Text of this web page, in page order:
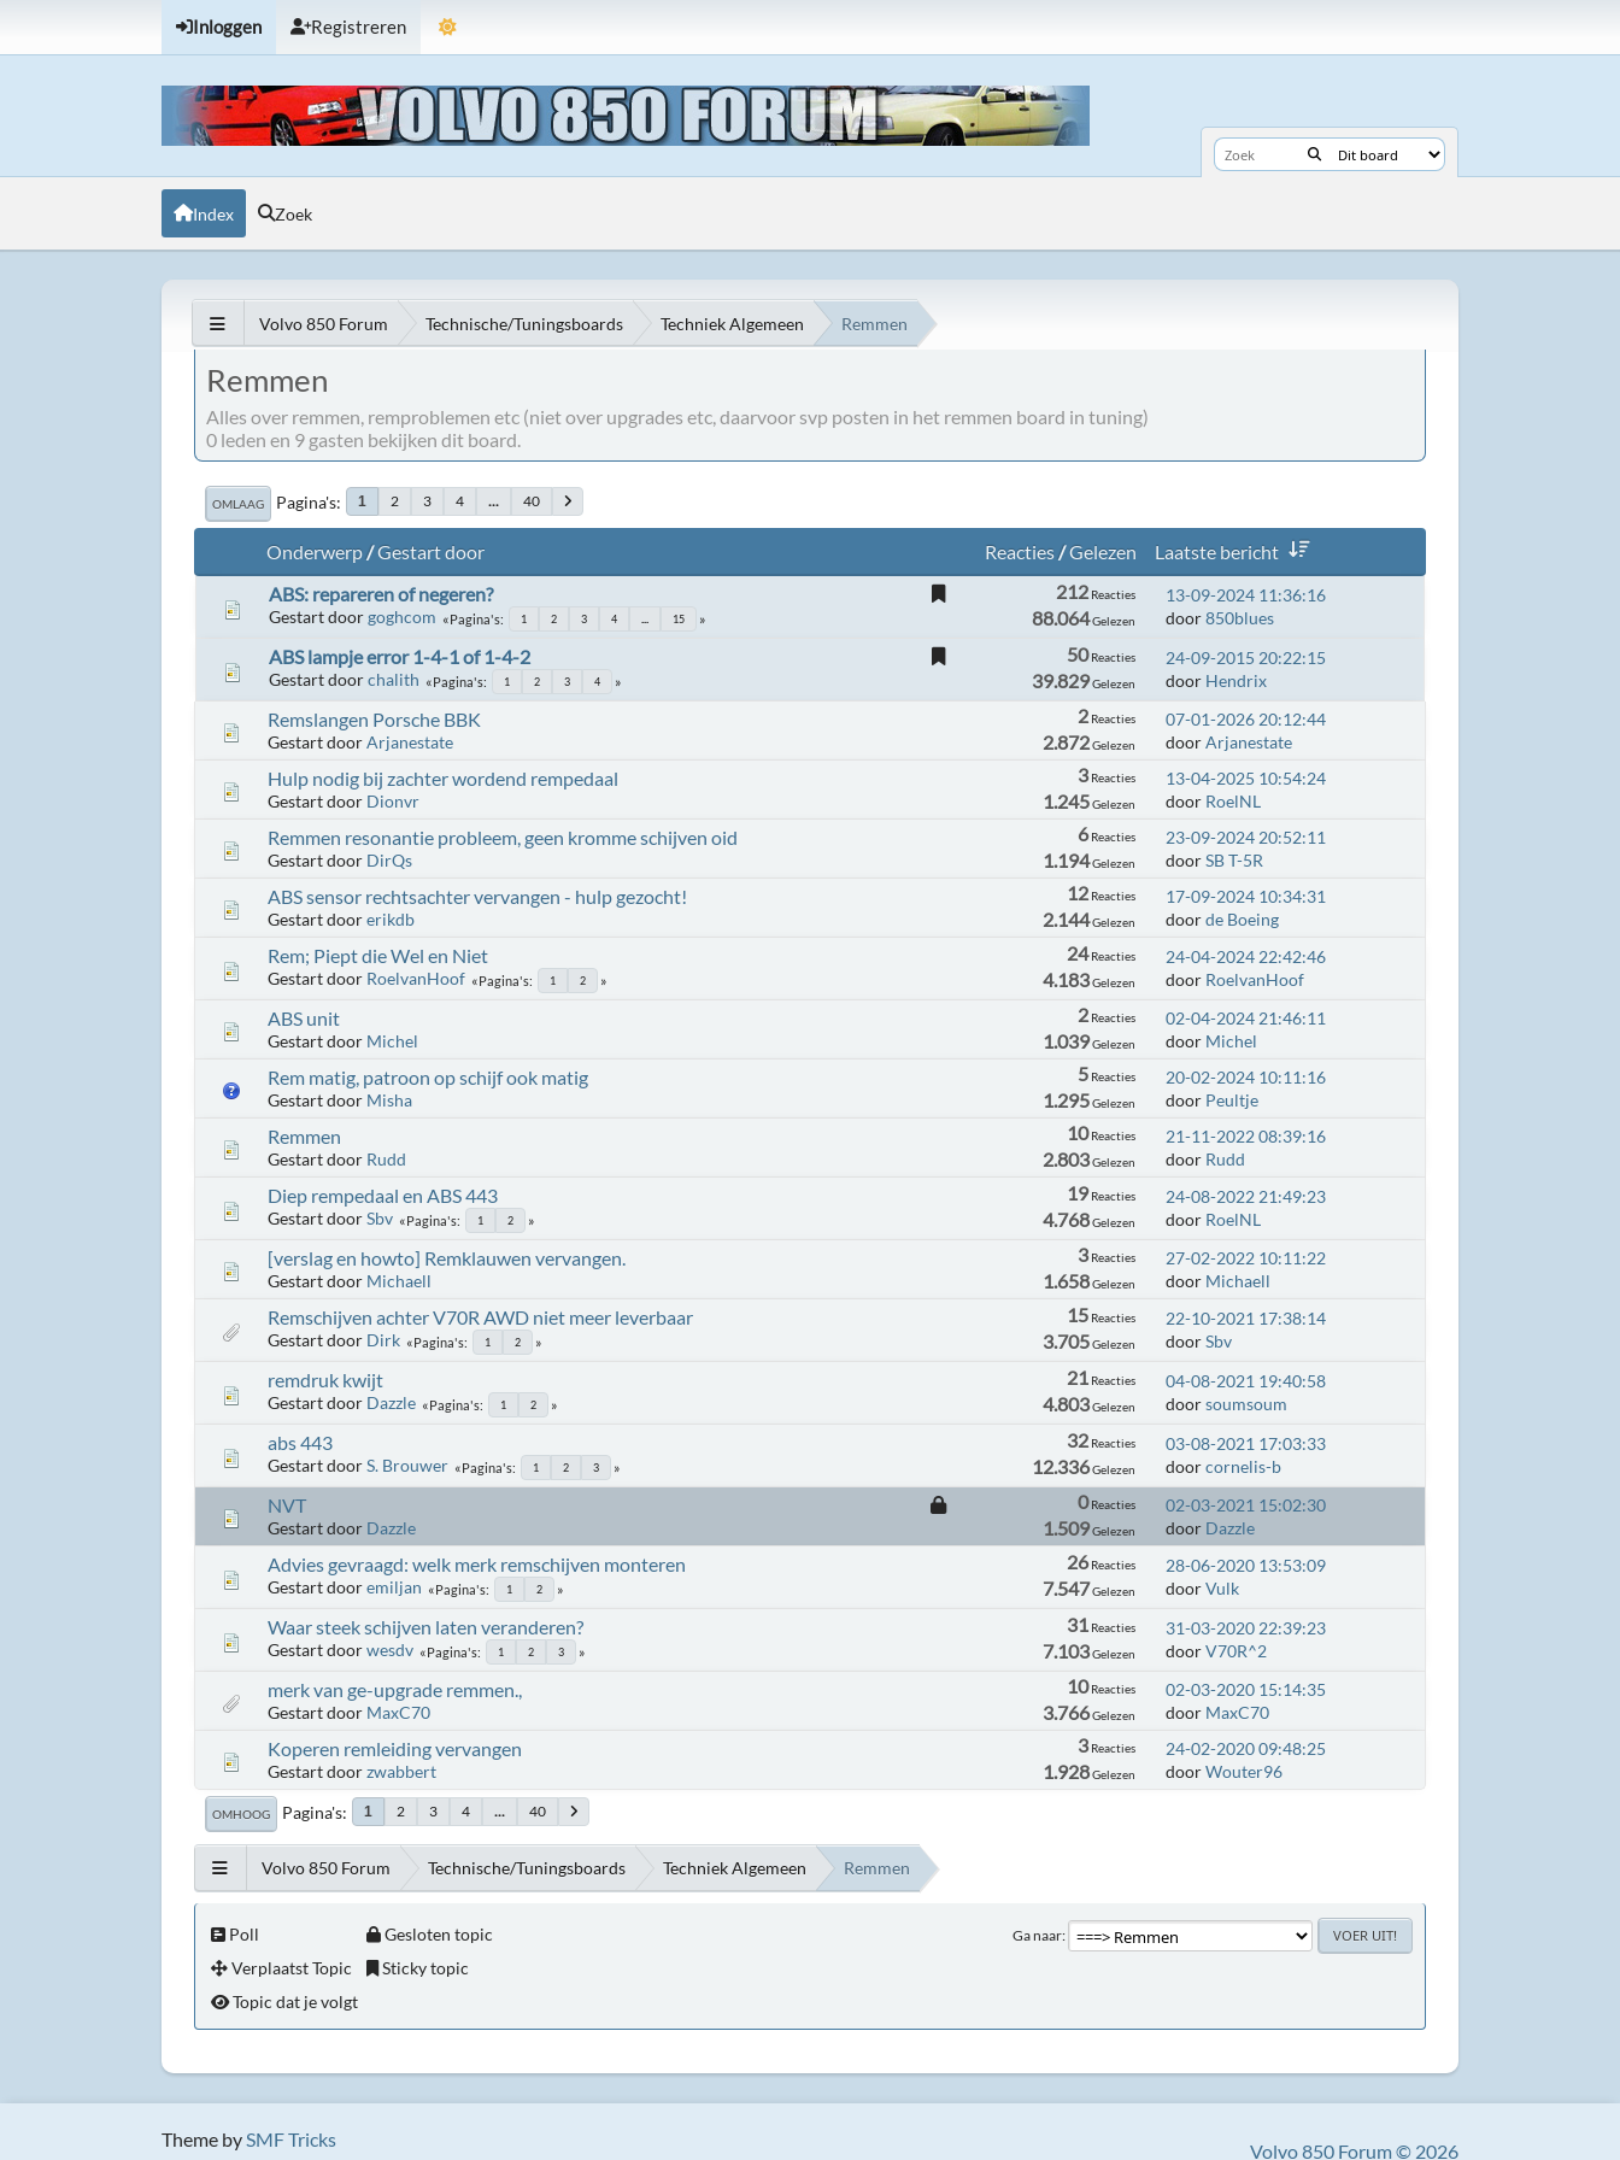
Inloggen Registreren
Index Zoek
Volvo 850 Forum Technische/Tuningsboards Techniek Algemeen Remmen
Remmen
Alles over remmen, remproblemen etc (niet over upgrades etc, daarvoor svp posten in het remmen board in tuning)
0 leden en 9 gasten bekijken dit board.
OMLAAG Pagina's 1 2 3 4 ... 40
Onderwerp/Gestart door Reacties/Gelezen
Laatste bericht
ABS: repareren of negeren?
Gestart doorgoghcom Pagina's 1 2 3 4 15
212Reacties
88.064Gelezen
13-09-2024 11:36:16
door850blues
ABS lampje error 1-4-1 of 1-4-2
Gestart doorchalith Pagina's 1 2 3 4
50Reacties
39.829Gelezen
24-09-2015 20:22:15
door Hendrix
Remslangen Porsche BBK
Gestart doorArjanestate
2 Reacties
2.872Gelezen
07-01-2026 20:12:44
doorArjanestate
Hulp nodig bij zachter wordend rempedaal
Gestart door Dionvr
3Reacties
1.245Gelezen
13-04-2025 10:54:24
door RoelNL
Remmen resonantie probleem, geen kromme schijven oid
Gestart door DirQs
6Reacties
1.194Gelezen
23-09-2024 20:52:11
doorSB T-5R
ABS sensor rechtsachter vervangen - hulp gezocht!
Gestart doorerikdb
12 Reacties
2.144Gelezen
17-09-2024 10:34:31
doorde Boeing
Rem; Piept die Wel en Niet
Gestart door RoelvanHoof Pagina's 1 2
24Reacties
4.183Gelezen
24-04-2024 22:42:46
door RoelvanHoof
ABS unit
Gestart door Michel
2 Reacties
1.039Gelezen
02-04-2024 21:46:11
door Michel
Rem matig, patroon op schijf ook matig
Gestart door Misha
5 Reacties
1.295Gelezen
20-02-2024 10:11:16
door Peultje
Remmen
Gestart door Rudd
10Reacties
2.803Gelezen
21-11-2022 08:39:16
door Rudd
Diep rempedaal en ABS 443
Gestart doorSbv Pagina's 1 2
19Reacties
4.768Gelezen
24-08-2022 21:49:23
door RoelNL
[verslag en howto] Remklauwen vervangen.
Gestart door Michaell
3Reacties
1.658Gelezen
27-02-2022 10:11:22
door Michaell
Remschijven achter V70R AWD niet meer leverbaar
Gestart door Dirk Pagina's 1 2
15 Reacties
3.705Gelezen
22-10-2021 17:38:14
doorSbv
remdruk kwijt
Gestart door Dazzle Pagina's 1 2
21 Reacties
4.803Gelezen
04-08-2021 19:40:58
doorsoumsoum
abs 443
Gestart doorS. Brouwer Pagina's 1 2 3
32 Reacties
12.336Gelezen
03-08-2021 17:03:33
doorcornelis-b
NVT
Gestart door Dazzle
0Reacties
1.509Gelezen
02-03-2021 15:02:30
door Dazzle
Advies gevraagd: welk merk remschijven monteren
Gestart dooremiljan Pagina's 1 2
26Reacties
7.547Gelezen
28-06-2020 13:53:09
doorVulk
Waar steek schijven laten veranderen?
Gestart doorwesdv Pagina's 1 2 3
31 Reacties
7.103Gelezen
31-03-2020 22:39:23
doorV70R^2
merk van ge-upgrade remmen.,
Gestart door MaxC70
10Reacties
3.766Gelezen
02-03-2020 15:14:35
door MaxC70
Koperen remleiding vervangen
Gestart doorzwabbert
3Reacties
1.928Gelezen
24-02-2020 09:48:25
doorWouter96
OMHOOG Pagina's 1 2 3 4 ... 40
Volvo 850 Forum Technische/Tuningsboards Techniek Algemeen Remmen
Ga naar
Poll
Verplaatst Topic
Gesloten topic
Sticky topic
Topic dat je volgt
Theme bySMF Tricks
Volvo 850 Forum © 2026